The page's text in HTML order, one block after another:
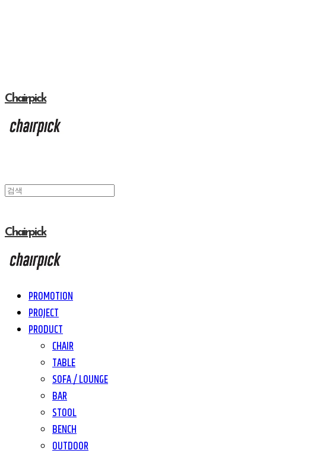
Chairpick
Chairpick
PROMOTION
PROJECT
PRODUCT
CHAIR
TABLE
SOFA / LOUNGE
BAR
STOOL
BENCH
OUTDOOR